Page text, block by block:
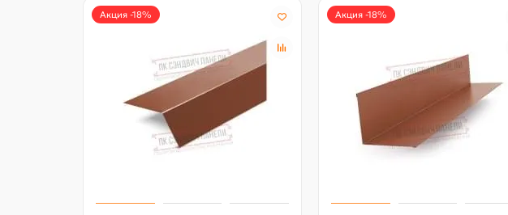
Акция -18% Акция -18%